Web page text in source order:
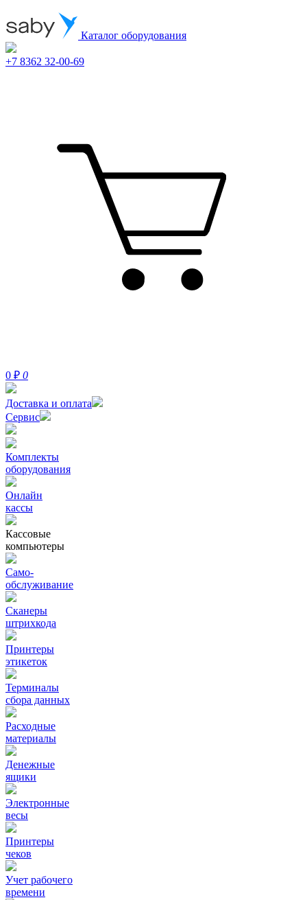
Каталог оборудования
+7 8362 32-00-69
0 ₽ 0
Доставка и оплата
Сервис
Комплекты
оборудования
Онлайн
кассы
Кассовые
компьютеры
Само-
обслуживание
Сканеры
штрихкода
Принтеры
этикеток
Терминалы
сбора данных
Расходные
материалы
Денежные
ящики
Электронные
весы
Принтеры
чеков
Учет рабочего
времени